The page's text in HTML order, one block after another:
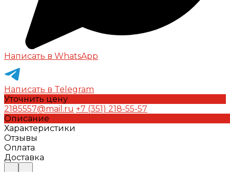
Написать в WhatsApp
Написать в Telegram
Уточнить цену
2185557@mail.ru +7 (351) 218-55-57
Описание
Характеристики
Отзывы
Оплата
Доставка